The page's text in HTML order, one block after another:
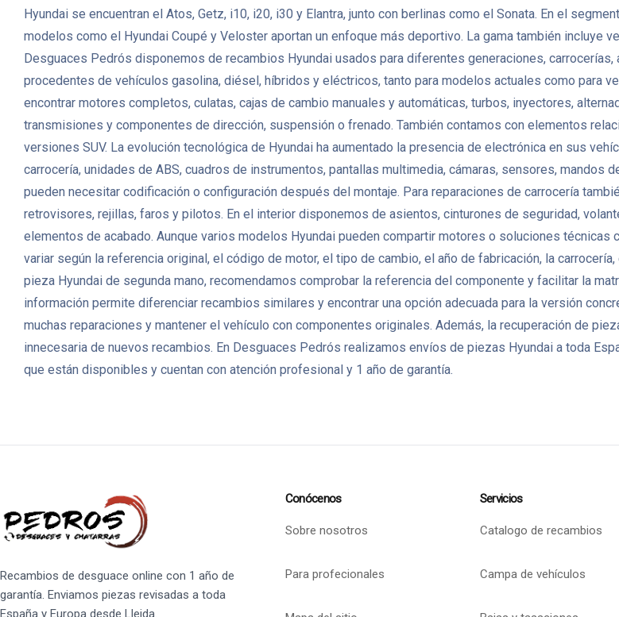
Hyundai se encuentran el Atos, Getz, i10, i20, i30 y Elantra, junto con berlinas como el Sonata. En el
modelos como el Hyundai Coupé y Veloster aportan un enfoque más deportivo. La gama también incluye
Desguaces Pedrós disponemos de recambios Hyundai usados para diferentes generaciones,
procedentes de vehículos gasolina, diésel, híbridos y eléctricos, tanto para modelos actuales como para
encontrar motores completos, culatas, cajas de cambio manuales y automáticas, turbos, inyectores,
transmisiones y componentes de dirección, suspensión o frenado. También contamos con elementos
versiones SUV. La evolución tecnológica de Hyundai ha aumentado la presencia de electrónica en sus
carrocería, unidades de ABS, cuadros de instrumentos, pantallas multimedia, cámaras, sensores,
pueden necesitar codificación o configuración después del montaje. Para reparaciones de carrocería
retrovisores, rejillas, faros y pilotos. En el interior disponemos de asientos, cinturones de seguridad,
elementos de acabado. Aunque varios modelos Hyundai pueden compartir motores o soluciones
variar según la referencia original, el código de motor, el tipo de cambio, el año de fabricación, la
pieza Hyundai de segunda mano, recomendamos comprobar la referencia del componente y facilitar la
información permite diferenciar recambios similares y encontrar una opción adecuada para la versión
muchas reparaciones y mantener el vehículo con componentes originales. Además, la recuperación de
innecesaria de nuevos recambios. En Desguaces Pedrós realizamos envíos de piezas Hyundai a toda
que están disponibles y cuentan con atención profesional y 1 año de garantía.
Recambios de desguace online con 1 año de
garantía. Enviamos piezas revisadas a toda
España y Europa desde Lleida.
Conócenos
Sobre nosotros
Para profecionales
Servicios
Catalogo de recambios
Campa de vehículos